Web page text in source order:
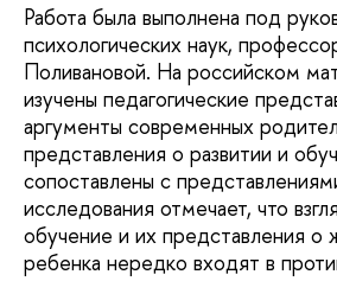
Работа была выполнена под
психологических наук,
Поливановой. На российском
изучены педагогические
аргументы современных
представления о развитии и
сопоставлены с
исследования отмечает, что
обучение и их представления
ребенка нередко входят в